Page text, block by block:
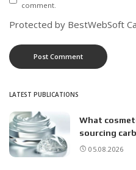
comment.
Protected by BestWebSoft
LATEST PUBLICATIONS
What
sourcing
05.08.2026